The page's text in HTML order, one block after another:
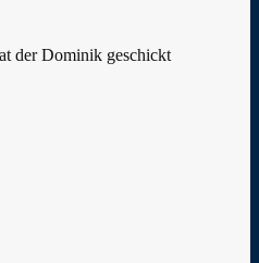
der Dominik geschickt